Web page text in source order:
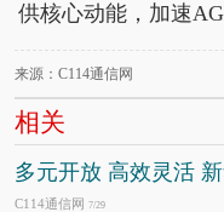
供核心动能，加速
来源：C114通信网
相关
多元开放 高效灵活
C114通信网 7/29